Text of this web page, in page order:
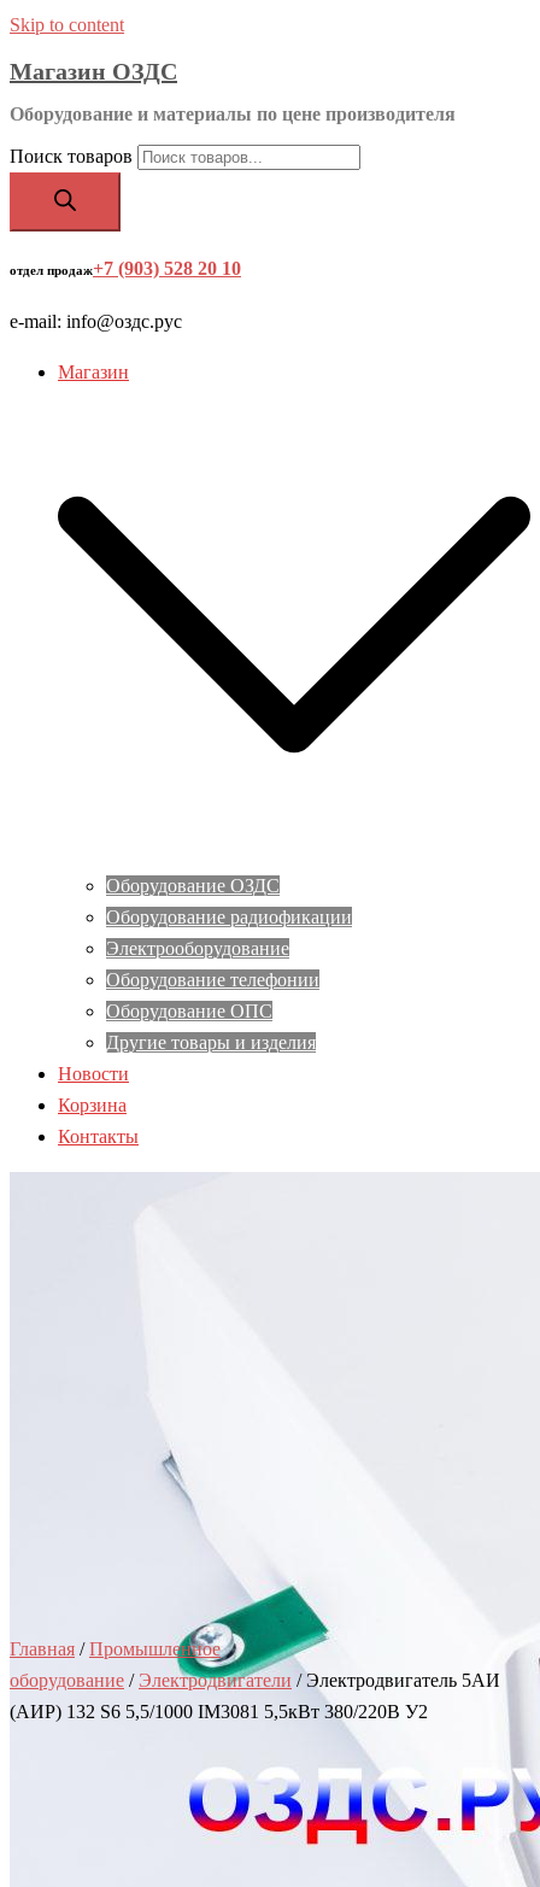
Skip to content
Магазин ОЗДС
Оборудование и материалы по цене производителя
Поиск товаров
отдел продаж+7 (903) 528 20 10
e-mail: info@оздс.рус
Магазин
Оборудование ОЗДС
Оборудование радиофикации
Электрооборудование
Оборудование телефонии
Оборудование ОПС
Другие товары и изделия
Новости
Корзина
Контакты
Главная /Промышленное
оборудование / Электродвигатели / Электродвигатель 5АИ
(АИР) 132 S6 5,5/1000 IM3081 5,5кВт 380/220В У2